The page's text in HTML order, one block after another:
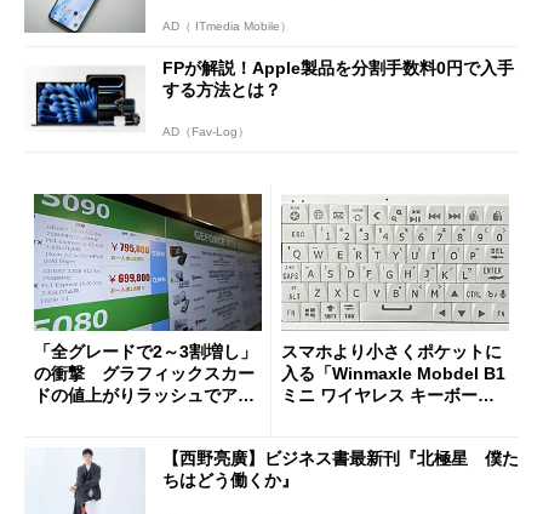
AD（ ITmedia Mobile）
FPが解説！Apple製品を分割手数料0円で入手
する方法とは？
AD（Fav-Log）
「全グレードで2～3割増し」
の衝撃 グラフィックスカー
ドの値上がりラッシュでアキ
スマホより小さくポケットに
入る「Winmaxle Mobdel B1
ミニ ワイヤレス キーボー
【西野亮廣】ビジネス書最新刊『北極星 僕た
ちはどう働くか』